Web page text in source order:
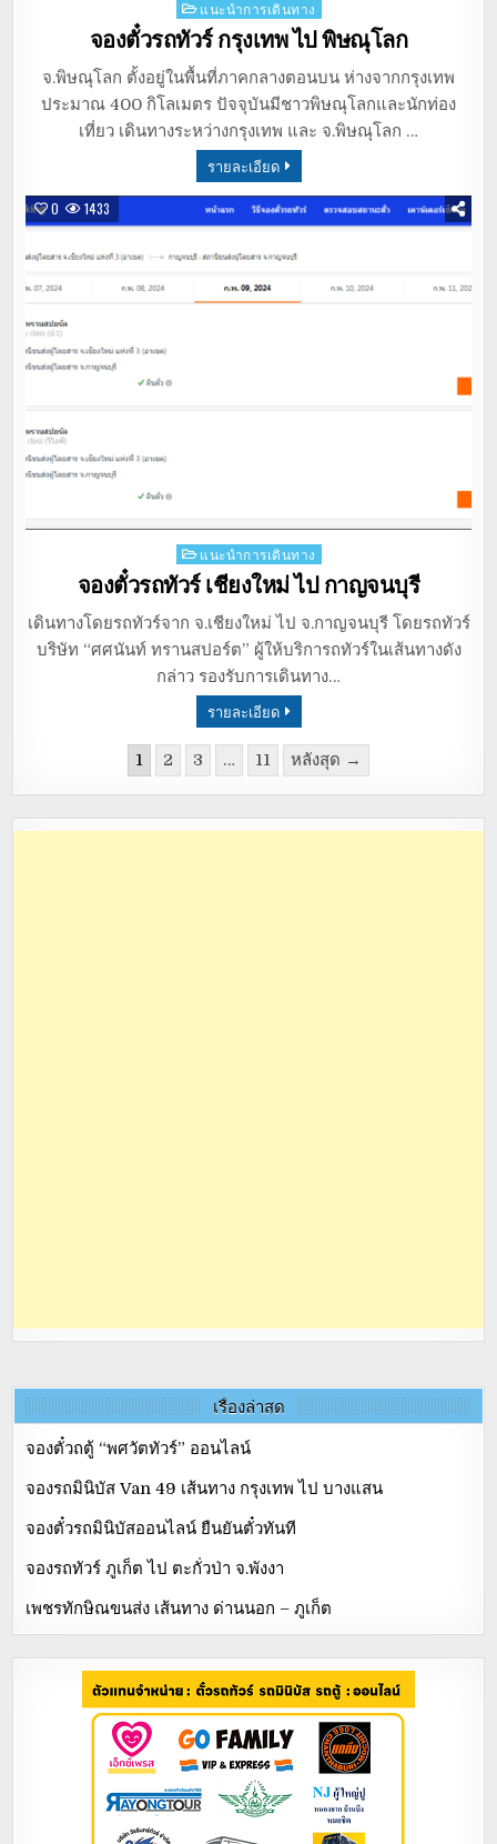
Posted
in
แนะนำการเดินทาง
จองตั๋วรถทัวร์ กรุงเทพ ไป พิษณุโลก
จ.พิษณุโลก ตั้งอยู่ในพื้นที่ภาคกลางตอนบน ห่างจากกรุงเทพ
ประมาณ 400 กิโลเมตร ปัจจุบันมีชาวพิษณุโลกและนักท่อง
เที่ยว เดินทางระหว่างกรุงเทพ และ จ.พิษณุโลก …
รายละเอียด
0 1433
Posted
in
แนะนำการเดินทาง
จองตั๋วรถทัวร์ เชียงใหม่ ไป กาญจนบุรี
เดินทางโดยรถทัวร์จาก จ.เชียงใหม่ ไป จ.กาญจนบุรี โดยรถทัวร์
บริษัท “ศศนันท์ ทรานสปอร์ต” ผู้ให้บริการถทัวร์ในเส้นทางดัง
กล่าว รองรับการเดินทาง…
รายละเอียด
1 2 3 … 11 หลังสุด →
เรื่องล่าสุด
จองตั๋วถตู้ “พศวัตทัวร์” ออนไลน์
จองรถมินิบัส Van 49 เส้นทาง กรุงเทพ ไป บางแสน
จองตั๋วรถมินิบัสออนไลน์ ยืนยันตั๋วทันที
จองรถทัวร์ ภูเก็ต ไป ตะกั่วป่า จ.พังงา
เพชรทักษิณขนส่ง เส้นทาง ด่านนอก – ภูเก็ต